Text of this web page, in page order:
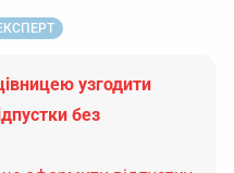
узгодити
без